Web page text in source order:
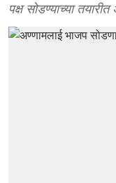
पक्ष सोडण्याच्या